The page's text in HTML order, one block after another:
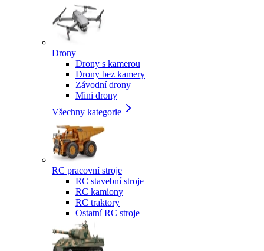
Drony
Drony s kamerou
Drony bez kamery
Závodní drony
Mini drony
Všechny kategorie
RC pracovní stroje
RC stavební stroje
RC kamiony
RC traktory
Ostatní RC stroje